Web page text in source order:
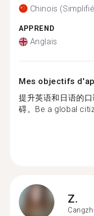
Chinois
APPREND
Anglais
Mes objectifs
提升英语和日语的
碍。Be a global
Z.